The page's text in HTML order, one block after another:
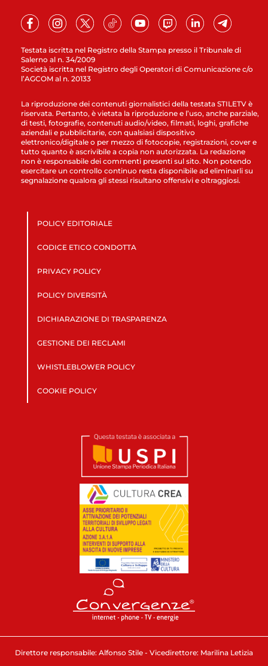
Testata iscritta nel Registro della Stampa presso il Tribunale di
Salerno al n. 34/2009
Società iscritta nel Registro degli Operatori di Comunicazione c/o
l’AGCOM al n. 20133
La riproduzione dei contenuti giornalistici della testata STILETV è
riservata. Pertanto, è vietata la riproduzione e l’uso, anche parziale,
di testi, fotografie, contenuti audio/video, filmati, loghi, grafiche
aziendali e pubblicitarie, con qualsiasi dispositivo
elettronico/digitale o per mezzo di fotocopie, registrazioni, cover e
tutto quanto è ascrivibile a copia non autorizzata. La redazione
non è responsabile dei commenti presenti sul sito. Non potendo
esercitare un controllo continuo resta disponibile ad eliminarli su
segnalazione qualora gli stessi risultano offensivi e oltraggiosi.
POLICY EDITORIALE
CODICE ETICO CONDOTTA
PRIVACY POLICY
POLICY DIVERSITÀ
DICHIARAZIONE DI TRASPARENZA
GESTIONE DEI RECLAMI
WHISTLEBLOWER POLICY
COOKIE POLICY
Direttore responsabile: Alfonso Stile - Vicedirettore: Marilina Letizia